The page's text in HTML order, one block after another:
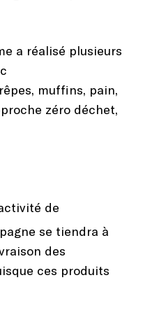
a réalisé plusieurs
muffins, pain,
zéro déchet,
de
se tiendra à
des
ces produits